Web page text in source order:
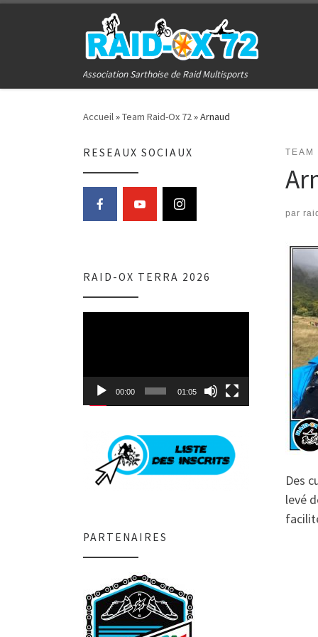
Association Sarthoise de Raid Multisports
Accueil»Team Raid-Ox 72»Arnaud
TEAM
par
Des
levé
RESEAUX SOCIAUX
RAID-OX TERRA 2026
00:00 01:05
PARTENAIRES